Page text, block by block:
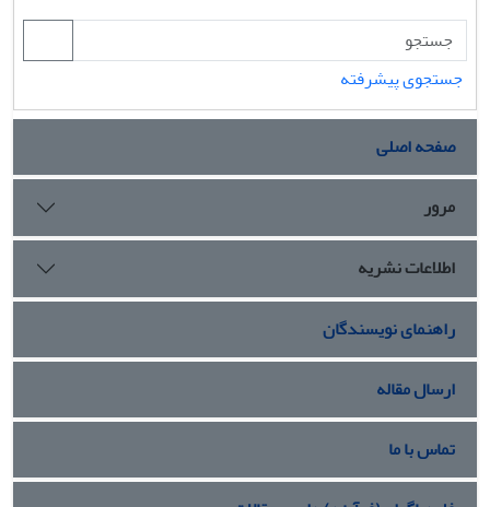
جستجوی پیشرفته
صفحه اصلی
مرور
اطلاعات نشریه
راهنمای نویسندگان
ارسال مقاله
تماس با ما